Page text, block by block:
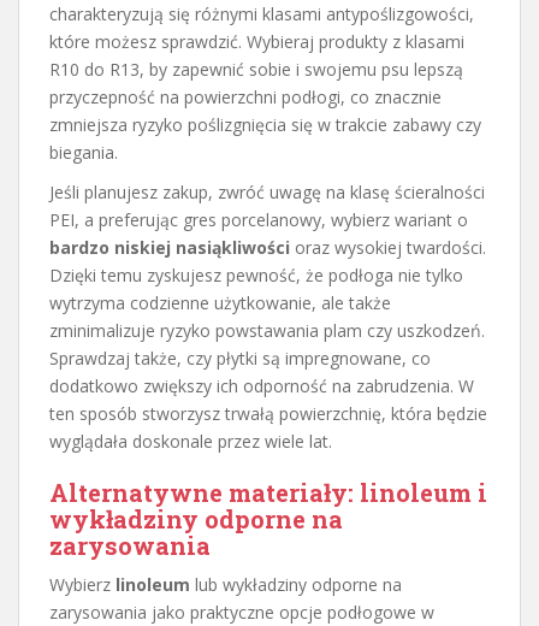
charakteryzują się różnymi klasami antypoślizgowości,
które możesz sprawdzić. Wybieraj produkty z klasami
R10 do R13, by zapewnić sobie i swojemu psu lepszą
przyczepność na powierzchni podłogi, co znacznie
zmniejsza ryzyko poślizgnięcia się w trakcie zabawy czy
biegania.
Jeśli planujesz zakup, zwróć uwagę na klasę ścieralności
PEI, a preferując gres porcelanowy, wybierz wariant o
bardzo niskiej nasiąkliwości oraz wysokiej twardości.
Dzięki temu zyskujesz pewność, że podłoga nie tylko
wytrzyma codzienne użytkowanie, ale także
zminimalizuje ryzyko powstawania plam czy uszkodzeń.
Sprawdzaj także, czy płytki są impregnowane, co
dodatkowo zwiększy ich odporność na zabrudzenia. W
ten sposób stworzysz trwałą powierzchnię, która będzie
wyglądała doskonale przez wiele lat.
Alternatywne materiały: linoleum i
wykładziny odporne na
zarysowania
Wybierz linoleum lub wykładziny odporne na
zarysowania jako praktyczne opcje podłogowe w